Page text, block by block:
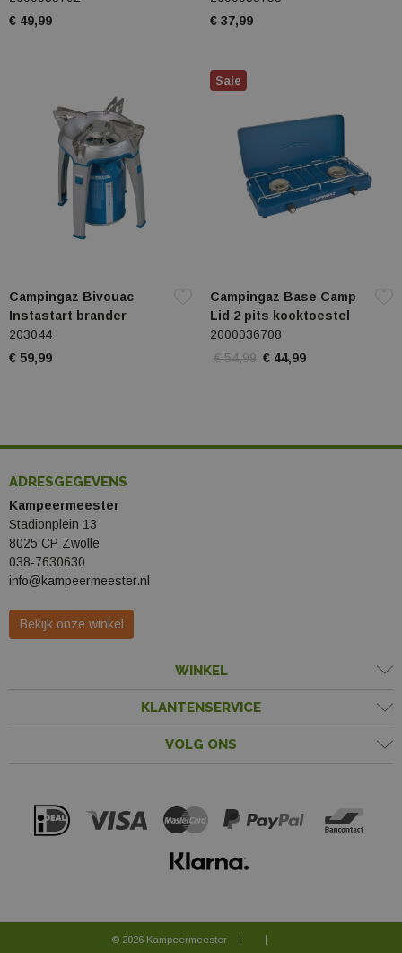
€ 49,99
€ 37,99
Campingaz Bivouac
Instastart brander
203044
€ 59,99
Campingaz Base Camp
Lid 2 pits kooktoestel
2000036708
€ 54,99 € 44,99
Sale
ADRESGEGEVENS
Kampeermeester
Stadionplein 13
8025 CP Zwolle
038-7630630
info@kampeermeester.nl
Bekijk onze winkel
WINKEL
KLANTENSERVICE
VOLG ONS
© 2026 Kampeermeester